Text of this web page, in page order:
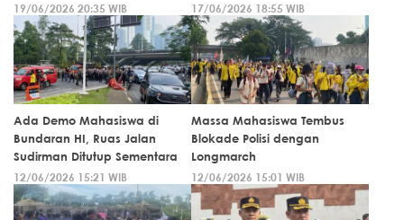
19/06/2026 20:35 WIB
17/06/2026 18:55 WIB
Ada Demo Mahasiswa di
Bundaran HI, Ruas Jalan
Sudirman Ditutup Sementara
12/06/2026 15:21 WIB
Massa Mahasiswa Tembus
Blokade Polisi dengan
Longmarch
12/06/2026 15:01 WIB